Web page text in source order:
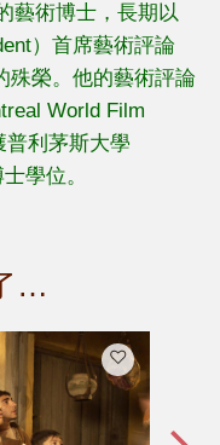
藝術博士，長期以
）首席藝術評論
殊榮。他的藝術評論
World Film
普利茅斯大學
學位。
…